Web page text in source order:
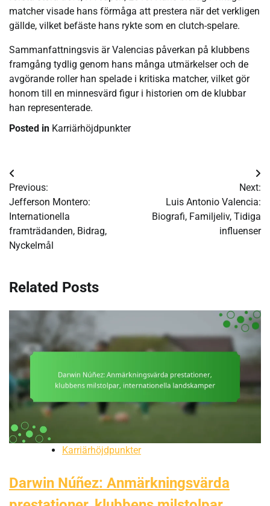
matcher visade hans förmåga att prestera när det verkligen
gällde, vilket befäste hans rykte som en clutch-spelare.
Sammanfattningsvis är Valencias påverkan på klubbens
framgång tydlig genom hans många utmärkelser och de
avgörande roller han spelade i kritiska matcher, vilket gör
honom till en minnesvärd figur i historien om de klubbar
han representerade.
Posted in Karriärhöjdpunkter
Post
navigation
Previous:
Jefferson Montero:
Internationella
framträdanden, Bidrag,
Nyckelmål
Next:
Luis Antonio Valencia:
Biografi, Familjeliv, Tidiga
influenser
Related Posts
Karriärhöjdpunkter
Darwin Núñez: Anmärkningsvärda